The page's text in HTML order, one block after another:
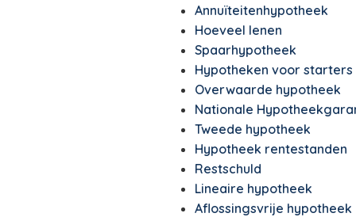
Annuïteitenhypotheek
Hoeveel lenen
Spaarhypotheek
Hypotheken voor starters
Overwaarde hypotheek
Nationale
Tweede hypotheek
Hypotheek rentestanden
Restschuld
Lineaire hypotheek
Aflossingsvrije hypotheek